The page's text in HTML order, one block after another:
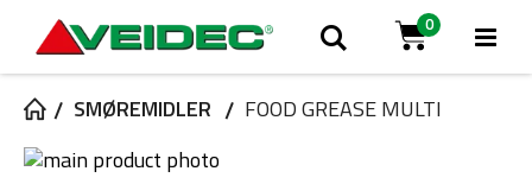
Cart
0
SMØREMIDLER
FOOD GREASE MULTI
Gå